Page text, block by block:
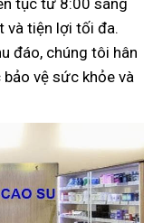
tục từ 8:00 sáng
và tiện lợi tối đa.
đáo, chúng tôi hân
vệ sức khỏe và